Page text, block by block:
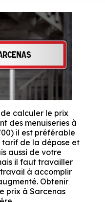
calculer le prix
des menuiseries à
il est préférable
de la dépose et
aussi de votre
il faut travailler
à accomplir
Obtenir
prix à Sarcenas